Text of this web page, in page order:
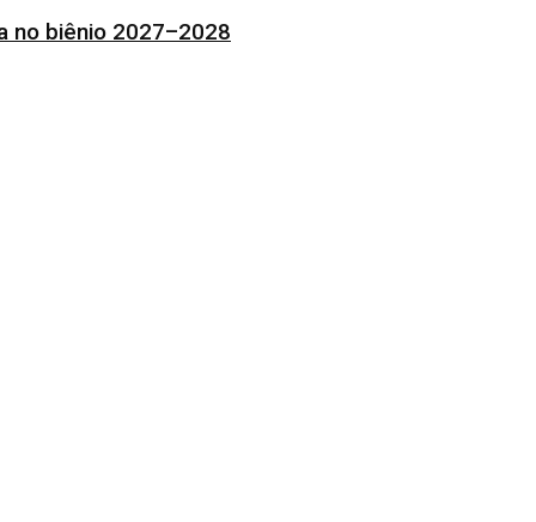
no biênio 2027–2028